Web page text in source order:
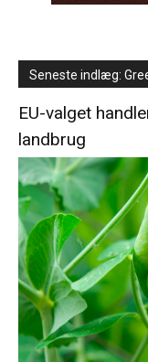
Seneste indlæg:
EU-valget
landbrug